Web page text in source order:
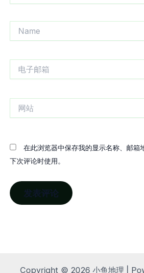
在此浏览器中保存我的显示名称、邮箱
下次评论时使用。
Copyright © 2026 小鱼地理 |